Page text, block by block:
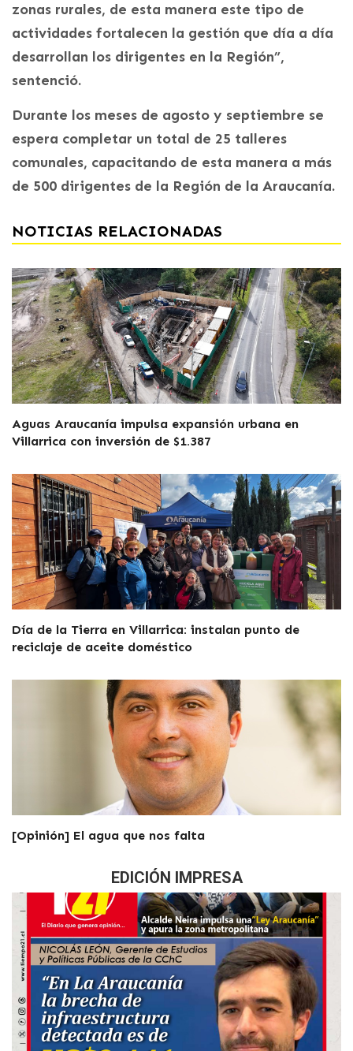
zonas rurales, de esta manera este tipo de
actividades fortalecen la gestión que día a día
desarrollan los dirigentes en la Región”,
sentenció.
Durante los meses de agosto y septiembre se
espera completar un total de 25 talleres
comunales, capacitando de esta manera a más
de 500 dirigentes de la Región de la Araucanía.
NOTICIAS RELACIONADAS
Aguas Araucanía impulsa expansión urbana en
Villarrica con inversión de $1.387
Día de la Tierra en Villarrica: instalan punto de
reciclaje de aceite doméstico
[Opinión] El agua que nos falta
EDICIÓN IMPRESA